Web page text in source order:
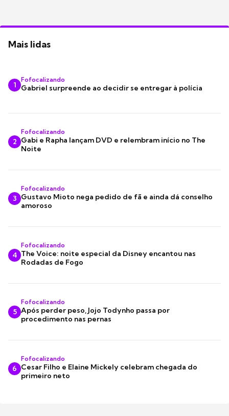
Mais lidas
1
Fofocalizando
Gabriel surpreende ao decidir se entregar à polícia
2
Fofocalizando
Gabi e Rapha lançam DVD e relembram início no The
Noite
3
Fofocalizando
Gustavo Mioto nega pedido de fã e ainda dá conselho
amoroso
4
Fofocalizando
The Voice: noite especial da Disney encantou nas
Rodadas de Fogo
5
Fofocalizando
Após perder peso, Jojo Todynho passa por
procedimento nas pernas
6
Fofocalizando
Cesar Filho e Elaine Mickely celebram chegada do
primeiro neto